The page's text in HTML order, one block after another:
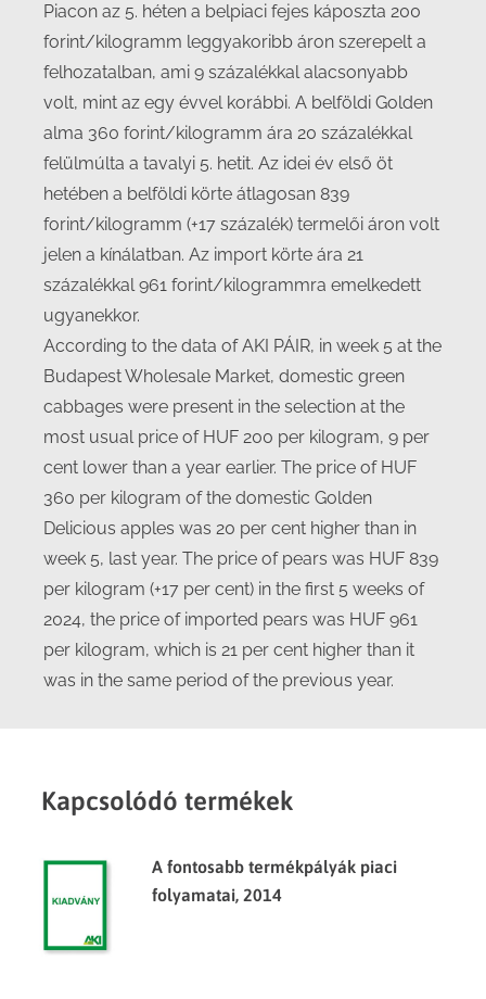
Piacon az 5. héten a belpiaci fejes káposzta 200
forint/kilogramm leggyakoribb áron szerepelt a
felhozatalban, ami 9 százalékkal alacsonyabb
volt, mint az egy évvel korábbi. A belföldi Golden
alma 360 forint/kilogramm ára 20 százalékkal
felülmúlta a tavalyi 5. hetit. Az idei év első öt
hetében a belföldi körte átlagosan 839
forint/kilogramm (+17 százalék) termelői áron volt
jelen a kínálatban. Az import körte ára 21
százalékkal 961 forint/kilogrammra emelkedett
ugyanekkor.
According to the data of AKI PÁIR, in week 5 at the
Budapest Wholesale Market, domestic green
cabbages were present in the selection at the
most usual price of HUF 200 per kilogram, 9 per
cent lower than a year earlier. The price of HUF
360 per kilogram of the domestic Golden
Delicious apples was 20 per cent higher than in
week 5, last year. The price of pears was HUF 839
per kilogram (+17 per cent) in the first 5 weeks of
2024, the price of imported pears was HUF 961
per kilogram, which is 21 per cent higher than it
was in the same period of the previous year.
Kapcsolódó termékek
A fontosabb termékpályák piaci
folyamatai, 2014